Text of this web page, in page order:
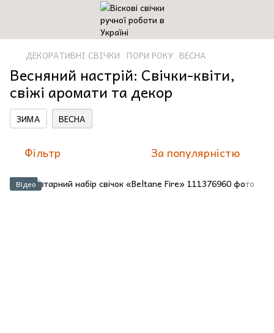
ДЕКОРАТИВНІ СВІЧКИ ПОРИ РОКУ ВЕСНА
Весняний настрій: Свічки-квіти,
свіжі аромати та декор
ЗИМА ВЕСНА
Фільтр За популярністю
Відео